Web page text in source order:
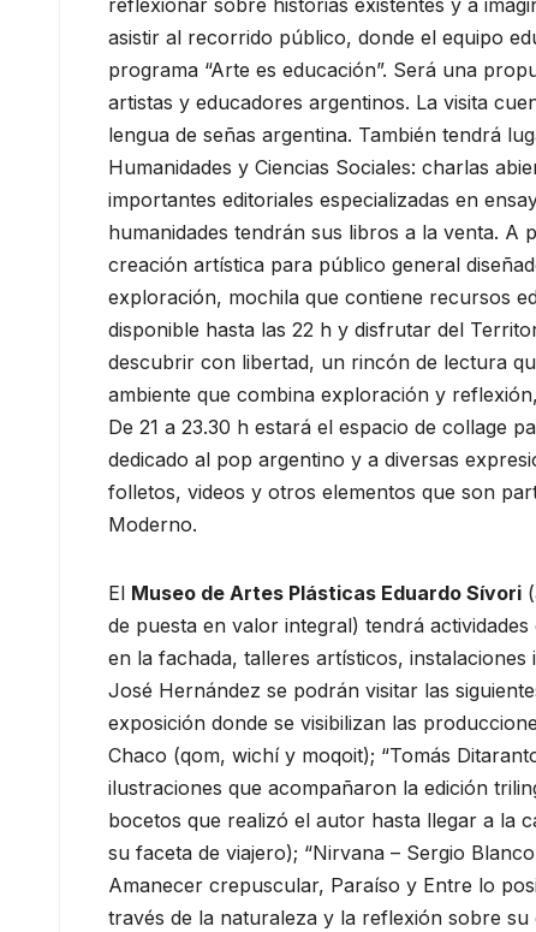
reflexionar sobre historias existentes y a
asistir al recorrido público, donde el equipo
programa “Arte es educación”. Será una
artistas y educadores argentinos. La visita
lengua de señas argentina. También tendrá
Humanidades y Ciencias Sociales: charlas
importantes editoriales especializadas en
humanidades tendrán sus libros a la venta. A
creación artística para público general
exploración, mochila que contiene recursos
disponible hasta las 22 h y disfrutar del
descubrir con libertad, un rincón de lectura
ambiente que combina exploración y
De 21 a 23.30 h estará el espacio de collage
dedicado al pop argentino y a diversas
folletos, videos y otros elementos que son
Moderno.
El Museo de Artes Plásticas Eduardo Sívori
de puesta en valor integral) tendrá
en la fachada, talleres artísticos,
José Hernández se podrán visitar las
exposición donde se visibilizan las
Chaco (qom, wichí y moqoit); “Tomás
ilustraciones que acompañaron la edición
bocetos que realizó el autor hasta llegar a la
su faceta de viajero); “Nirvana – Sergio
Amanecer crepuscular, Paraíso y Entre lo
través de la naturaleza y la reflexión sobre